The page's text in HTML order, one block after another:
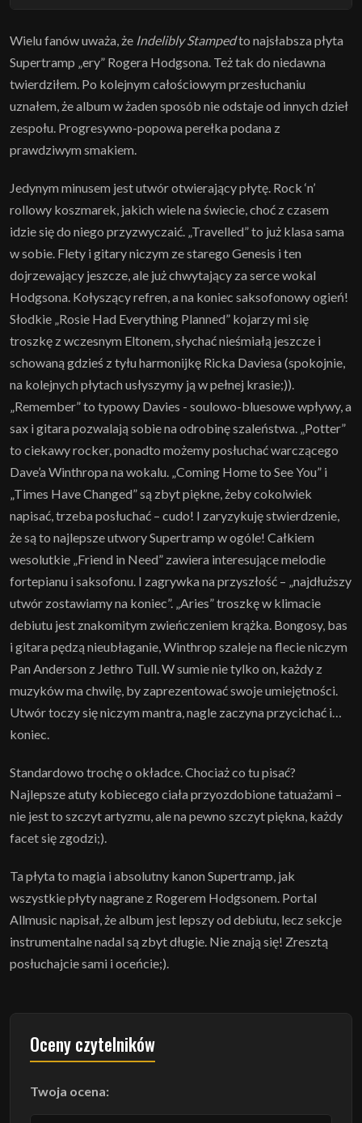
Wielu fanów uważa, że Indelibly Stampedto najsłabsza płyta
Supertramp „ery” Rogera Hodgsona. Też tak do niedawna
twierdziłem. Po kolejnym całościowym przesłuchaniu
uznałem, że album w żaden sposób nie odstaje od innych dzieł
zespołu. Progresywno-popowa perełka podana z
prawdziwym smakiem.
Jedynym minusem jest utwór otwierający płytę. Rock ‘n’
rollowy koszmarek, jakich wiele na świecie, choć z czasem
idzie się do niego przyzwyczaić. „Travelled” to już klasa sama
w sobie. Flety i gitary niczym ze starego Genesis i ten
dojrzewający jeszcze, ale już chwytający za serce wokal
Hodgsona. Kołyszący refren, a na koniec saksofonowy ogień!
Słodkie „Rosie Had Everything Planned” kojarzy mi się
troszkę z wczesnym Eltonem, słychać nieśmiałą jeszcze i
schowaną gdzieś z tyłu harmonijkę Ricka Daviesa (spokojnie,
na kolejnych płytach usłyszymy ją w pełnej krasie;)).
„Remember” to typowy Davies - soulowo-bluesowe wpływy, a
sax i gitara pozwalają sobie na odrobinę szaleństwa. „Potter”
to ciekawy rocker, ponadto możemy posłuchać warczącego
Dave’a Winthropa na wokalu. „Coming Home to See You” i
„Times Have Changed” są zbyt piękne, żeby cokolwiek
napisać, trzeba posłuchać – cudo! I zaryzykuję stwierdzenie,
że są to najlepsze utwory Supertramp w ogóle! Całkiem
wesolutkie „Friend in Need” zawiera interesujące melodie
fortepianu i saksofonu. I zagrywka na przyszłość – „najdłuższy
utwór zostawiamy na koniec”. „Aries” troszkę w klimacie
debiutu jest znakomitym zwieńczeniem krążka. Bongosy, bas
i gitara pędzą nieubłaganie, Winthrop szaleje na flecie niczym
Pan Anderson z Jethro Tull. W sumie nie tylko on, każdy z
muzyków ma chwilę, by zaprezentować swoje umiejętności.
Utwór toczy się niczym mantra, nagle zaczyna przycichać i…
koniec.
Standardowo trochę o okładce. Chociaż co tu pisać?
Najlepsze atuty kobiecego ciała przyozdobione tatuażami –
nie jest to szczyt artyzmu, ale na pewno szczyt piękna, każdy
facet się zgodzi;).
Ta płyta to magia i absolutny kanon Supertramp, jak
wszystkie płyty nagrane z Rogerem Hodgsonem. Portal
Allmusic napisał, że album jest lepszy od debiutu, lecz sekcje
instrumentalne nadal są zbyt długie. Nie znają się! Zresztą
posłuchajcie sami i oceńcie;).
Oceny czytelników
Twoja ocena: